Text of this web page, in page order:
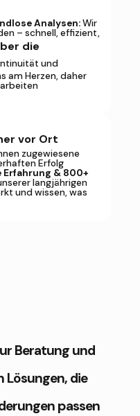
Analysen:Wir
– schnell, effizient,
die
und
am Herzen, daher
vor Ort
zugewiesene
Erfolg
Erfahrung & 800+
langjährigen
und wissen, was
Beratung und
Lösungen, die
passen